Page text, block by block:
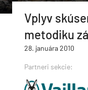
Vplyv
metodiku
28. januára 2010
Partneri sekcie: